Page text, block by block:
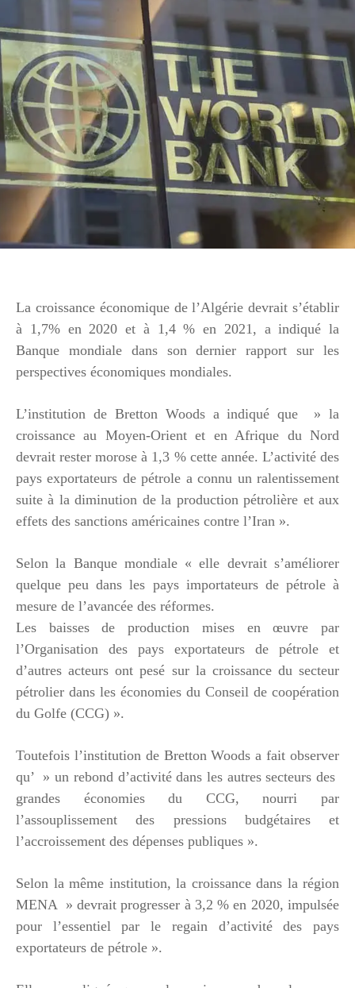
La croissance économique de l’Algérie devrait s’établir
à 1,7% en 2020 et à 1,4 % en 2021, a indiqué la
Banque mondiale dans son dernier rapport sur les
perspectives économiques mondiales.
L’institution de Bretton Woods a indiqué que » la
croissance au Moyen-Orient et en Afrique du Nord
devrait rester morose à 1,3 % cette année. L’activité des
pays exportateurs de pétrole a connu un ralentissement
suite à la diminution de la production pétrolière et aux
effets des sanctions américaines contre l’Iran ».
Selon la Banque mondiale « elle devrait s’améliorer
quelque peu dans les pays importateurs de pétrole à
mesure de l’avancée des réformes.
Les baisses de production mises en œuvre par
l’Organisation des pays exportateurs de pétrole et
d’autres acteurs ont pesé sur la croissance du secteur
pétrolier dans les économies du Conseil de coopération
du Golfe (CCG) ».
Toutefois l’institution de Bretton Woods a fait observer
qu’ » un rebond d’activité dans les autres secteurs des
grandes économies du CCG, nourri par
l’assouplissement des pressions budgétaires et
l’accroissement des dépenses publiques ».
Selon la même institution, la croissance dans la région
MENA » devrait progresser à 3,2 % en 2020, impulsée
pour l’essentiel par le regain d’activité des pays
exportateurs de pétrole ».